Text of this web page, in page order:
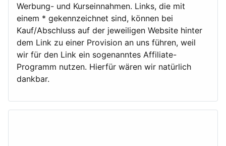
Werbung- und Kurseinnahmen. Links, die mit
einem * gekennzeichnet sind, können bei
Kauf/Abschluss auf der jeweiligen Website hinter
dem Link zu einer Provision an uns führen, weil
wir für den Link ein sogenanntes Affiliate-
Programm nutzen. Hierfür wären wir natürlich
dankbar.